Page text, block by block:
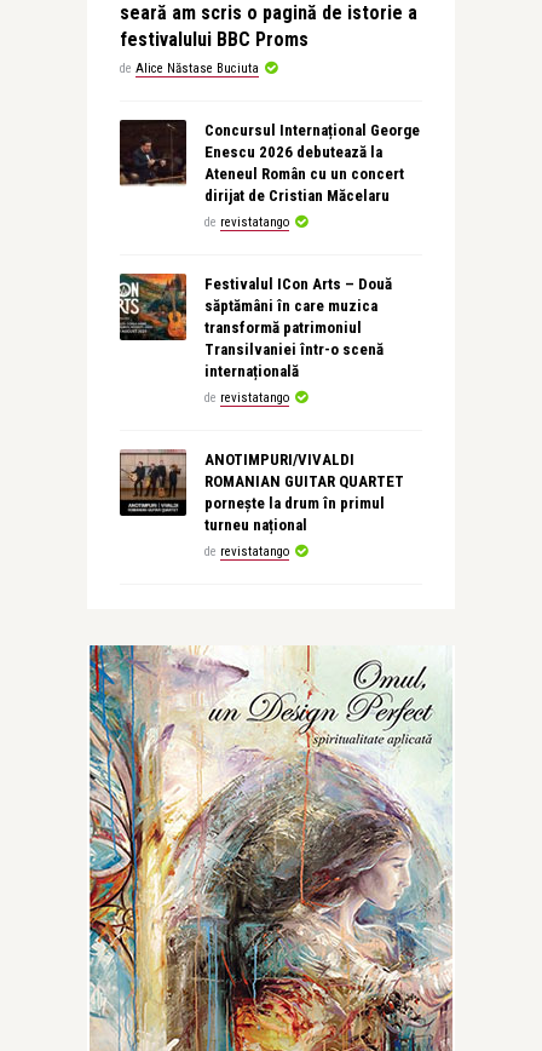
seară am scris o pagină de istorie a
festivalului BBC Proms
de Alice Năstase Buciuta
Concursul Internațional George
Enescu 2026 debutează la
Ateneul Român cu un concert
dirijat de Cristian Măcelaru
de revistatango
Festivalul ICon Arts – Două
săptămâni în care muzica
transformă patrimoniul
Transilvaniei într-o scenă
internațională
de revistatango
ANOTIMPURI/VIVALDI
ROMANIAN GUITAR QUARTET
pornește la drum în primul
turneu național
de revistatango